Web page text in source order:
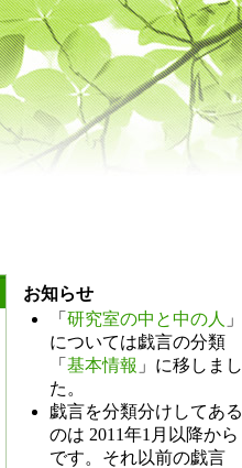
お知らせ
「 研究室の中と中の人 」
については戯言の分類
「 基本情報 」に移しまし
た。
戯言を分類分けしてある
のは 2011年1月以降から
です。それ以前の戯言